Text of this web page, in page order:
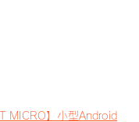
MICRO】小型Android